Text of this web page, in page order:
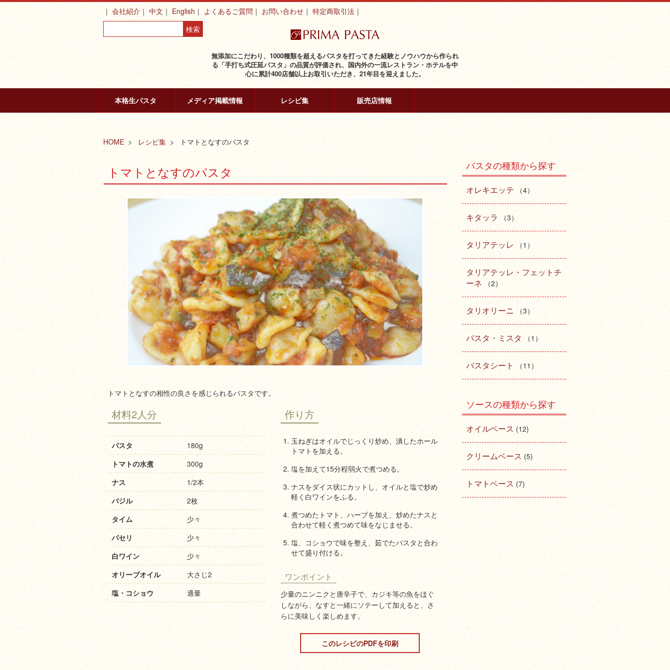
無添加にこだわり、1000種類を超えるパスタを打ってきた経験とノウハウから作られ
る「手打ち式圧延パスタ」の品質が評価され、国内外の一流レストラン・ホテルを中
心に累計400店舗以上お取引いただき、21年目を迎えました。
会社紹介 中文 English よくあるご質問 お問い合わせ 特定商取引法
本格生パスタ メディア掲載情報 レシピ集 販売店情報
HOME レシピ集 トマトとなすのパスタ
トマトとなすのパスタ
トマトとなすの相性の良さを感じられるパスタです。
材料2人分
パスタ
180g
トマトの水煮
300g
ナス
1/2本
バジル
2枚
タイム
少々
パセリ
少々
白ワイン
少々
オリーブオイル
大さじ2
塩・コショウ
適量
作り方
玉ねぎはオイルでじっくり炒め、潰したホール
トマトを加える。
塩を加えて15分程弱火で煮つめる。
ナスをダイス状にカットし、オイルと塩で炒め
軽く白ワインをふる。
煮つめたトマト、ハーブを加え、炒めたナスと
合わせて軽く煮つめて味をなじませる。
塩、コショウで味を整え、茹でたパスタと合わ
せて盛り付ける。
ワンポイント
少量のニンニクと唐辛子で、カジキ等の魚をほぐ
しながら、なすと一緒にソテーして加えると、さ
らに美味しく楽しめます。
このレシピのPDFを印刷
パスタの種類から探す
オレキエッテ （4）
キタッラ （3）
タリアテッレ （1）
タリアテッレ・フェットチ
ーネ （2）
タリオリーニ （3）
パスタ・ミスタ （1）
パスタシート （11）
ソースの種類から探す
オイルベース(12)
クリームベース(5)
トマトベース(7)